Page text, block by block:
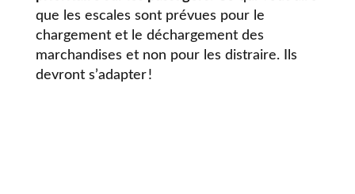
que les escales sont prévues pour le
chargement et le déchargement des
marchandises et non pour les distraire. Ils
devront s’adapter !